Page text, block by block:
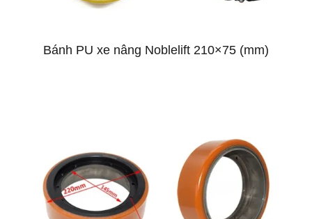
Bánh PU xe nâng Noblelift 210×75 (mm)